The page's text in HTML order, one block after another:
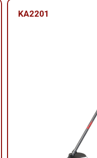
KA2201